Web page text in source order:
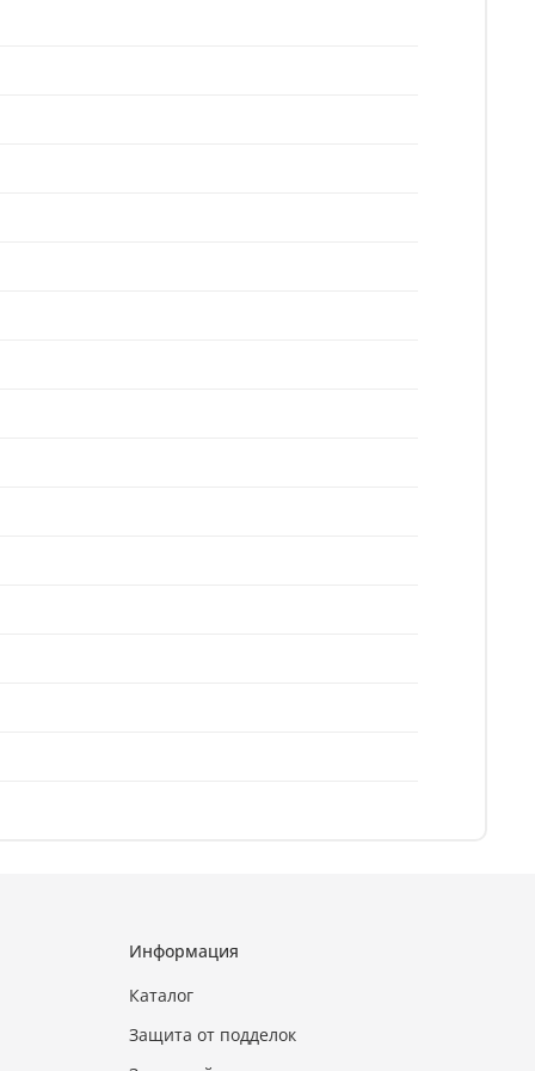
Информация
Каталог
Защита от подделок